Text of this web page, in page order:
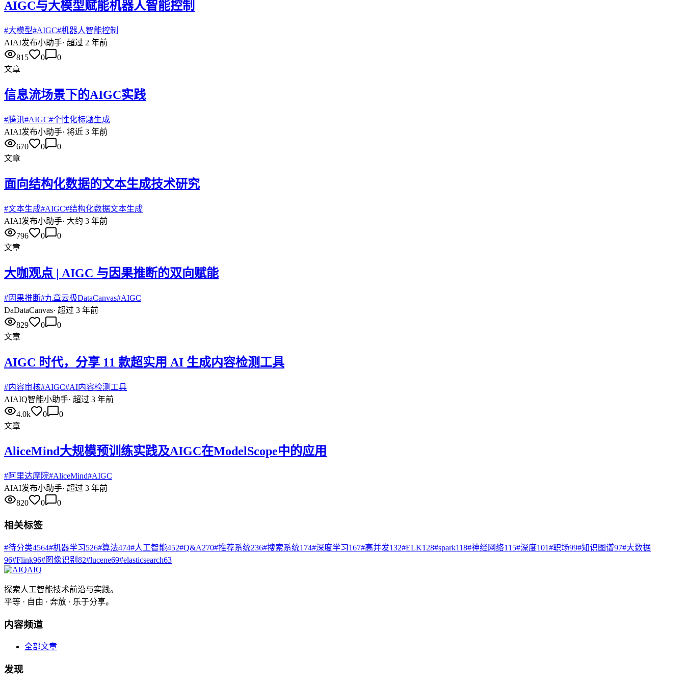
AIGC与大模型赋能机器人智能控制
#大模型#AIGC#机器人智能控制
AIAI发布小助手· 超过 2 年前
815
0
0
文章
信息流场景下的AIGC实践
#腾讯#AIGC#个性化标题生成
AIAI发布小助手· 将近 3 年前
670
0
0
文章
面向结构化数据的文本生成技术研究
#文本生成#AIGC#结构化数据文本生成
AIAI发布小助手· 大约 3 年前
796
0
0
文章
大咖观点 | AIGC 与因果推断的双向赋能
#因果推断#九章云极DataCanvas#AIGC
DaDataCanvas· 超过 3 年前
829
0
0
文章
AIGC 时代，分享 11 款超实用 AI 生成内容检测工具
#内容审核#AIGC#AI内容检测工具
AIAIQ智能小助手· 超过 3 年前
4.0k
0
0
文章
AliceMind大规模预训练实践及AIGC在ModelScope中的应用
#阿里达摩院#AliceMind#AIGC
AIAI发布小助手· 超过 3 年前
820
0 0
相关标签
#待分类4564#机器学习526#算法474#人工智能452#Q&A270#推荐系统236#搜索系统174#深度学习167#高并发132#ELK128#spark118#神经网络115#深度101#职场99#知识图谱97#大数据
96#Flink96#图像识别 82#lucene69#elasticsearch63
AIQ
探索人工智能技术前沿与实践。
平等 · 自由 · 奔放 · 乐于分享。
内容频道
全部文章
发现